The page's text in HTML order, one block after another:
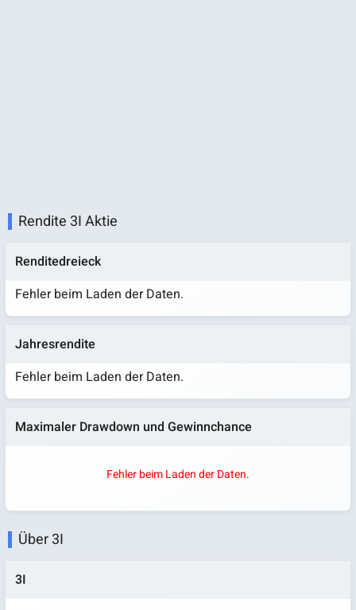
Rendite 3I Aktie
Renditedreieck
Fehler beim Laden der Daten.
Jahresrendite
Fehler beim Laden der Daten.
Maximaler Drawdown und Gewinnchance
Fehler beim Laden der Daten.
Über 3I
3I